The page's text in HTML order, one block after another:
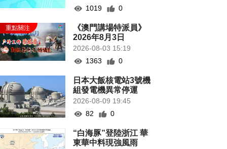
1019
0
《澳門講場特派員》
2026年8月3日
2026-08-03 15:19
1363
0
日本大飯核電站3號機
組發電機異常停運
2026-08-09 19:45
82
0
“白海豚”登陸浙江 華
東華中料現強風雨